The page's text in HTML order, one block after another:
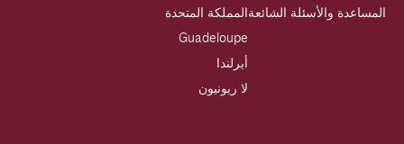
المساعدة والأسئلة الشائعةالمملكة المتحدة
Guadeloupe
أيرلندا
لا ريونيون